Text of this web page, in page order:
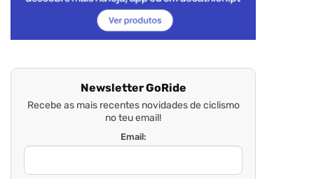
Newsletter GoRide
Recebe as mais recentes novidades de ciclismo
no teu email!
Email: